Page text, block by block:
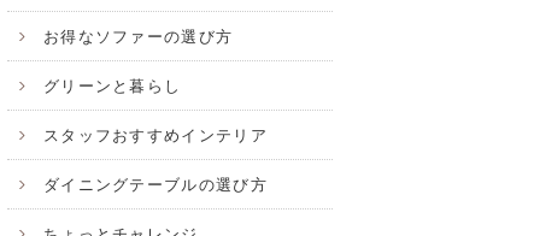
お得なソファーの選び方
グリーンと暮らし
スタッフおすすめインテリア
ダイニングテーブルの選び方